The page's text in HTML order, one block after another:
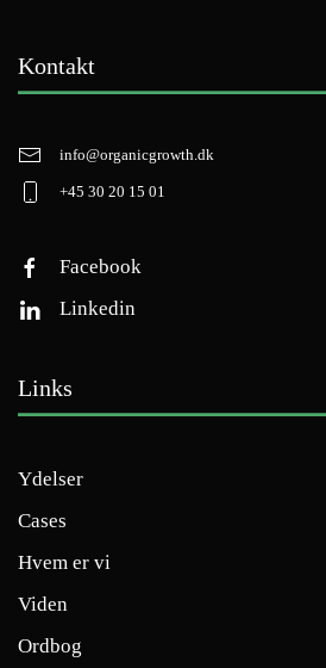
Kontakt
info@organicgrowth.dk
+45 30 20 15 01
Facebook
Linkedin
Links
Ydelser
Cases
Hvem er vi
Viden
Ordbog